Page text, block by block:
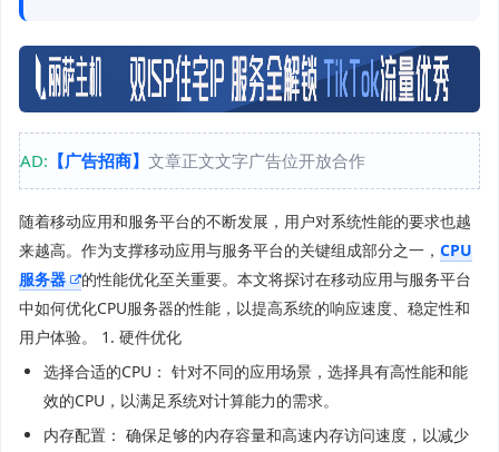
AD: 【广告招商】 文章正文文字广告位开放合作
随着移动应用和服务平台的不断发展，用户对系统性能的要求也越
来越高。作为支撑移动应用与服务平台的关键组成部分之一， CPU
服务器
的性能优化至关重要。本文将探讨在移动应用与服务平台
中如何优化CPU服务器的性能，以提高系统的响应速度、稳定性和
用户体验。 1. 硬件优化
选择合适的CPU： 针对不同的应用场景，选择具有高性能和能
效的CPU，以满足系统对计算能力的需求。
内存配置： 确保足够的内存容量和高速内存访问速度，以减少